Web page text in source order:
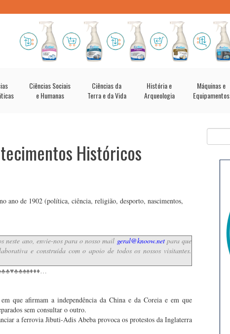
Ciências Sociais
e Humanas
Ciências da
Terra e da Vida
História e
Arqueologia
Máquinas e
Equipamentos
Históricos
ano de 1902 (política, ciência, religião, desporto, nascimentos,
neste ano, envie-nos para o nosso mail geral@knoow.netpara que
e construída com o apoio de todos os nossos visitantes.
que afirmam a independência da China e da Coreia e em que
sem consultar o outro.
a ferrovia Jibuti-Adis Abeba provoca os protestos da Inglaterra